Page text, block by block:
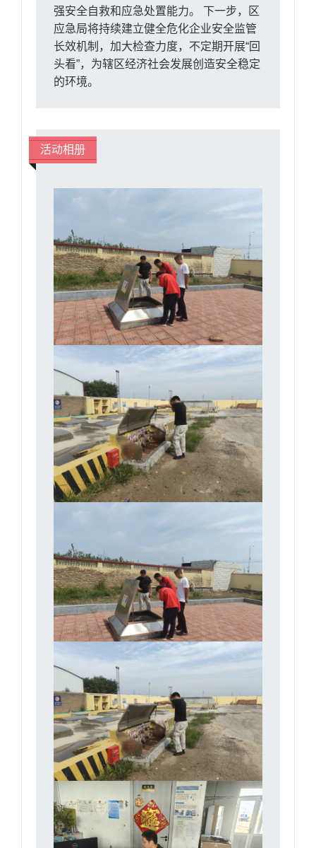
强安全自救和应急处置能力。 下一步，区
应急局将持续建立健全危化企业安全监管
长效机制，加大检查力度，不定期开展“回
头看”，为辖区经济社会发展创造安全稳定
的环境。
活动相册